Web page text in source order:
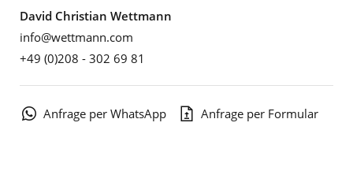
David Christian Wettmann
info@wettmann.com
+49 (0)208 - 302 69 81
Anfrage per WhatsApp Anfrage per Formular